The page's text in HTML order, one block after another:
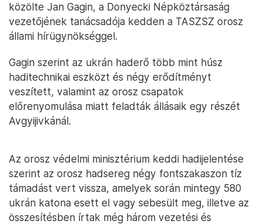
közölte Jan Gagin, a Donyecki Népköztársaság
vezetőjének tanácsadója kedden a TASZSZ orosz
állami hírügynökséggel.
Gagin szerint az ukrán haderő több mint húsz
haditechnikai eszközt és négy erődítményt
veszített, valamint az orosz csapatok
előrenyomulása miatt feladták állásaik egy részét
Avgyijivkánál.
Az orosz védelmi minisztérium keddi hadijelentése
szerint az orosz hadsereg négy fontszakaszon tíz
támadást vert vissza, amelyek során mintegy 580
ukrán katona esett el vagy sebesült meg, illetve az
összesítésben írtak még három vezetési és